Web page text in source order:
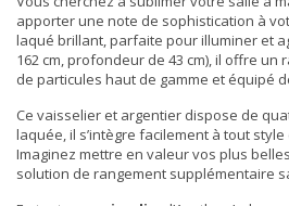
apporter une note de sophistication à
laqué brillant, parfaite pour illuminer et
162 cm, profondeur de 43 cm), il offre
de particules haut de gamme et équipé
Ce vaisselier et argentier dispose de
laquée, il s’intègre facilement à tout
Imaginez mettre en valeur vos plus
solution de rangement supplémentaire